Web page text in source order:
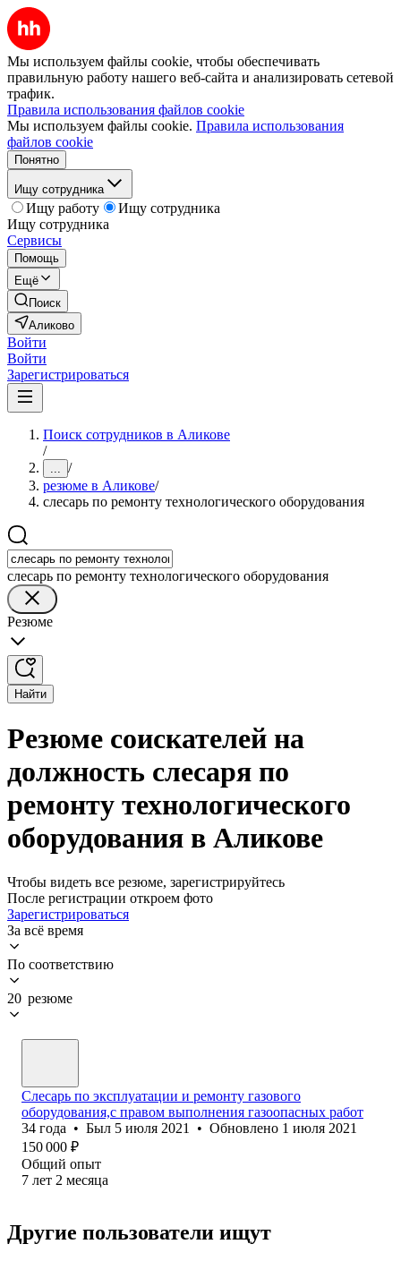
Мы используем файлы cookie, чтобы обеспечивать
правильную работу нашего веб-сайта и анализировать сетевой
трафик.
Правила использования файлов cookie
Мы используем файлы cookie. Правила использования
файлов cookie
Понятно
Ищу сотрудника
Ищу работу
Ищу сотрудника
Ищу сотрудника
Сервисы
Помощь
Ещё
Поиск
Аликово
Войти
Войти
Зарегистрироваться
Поиск сотрудников в Аликове
/
... /
резюме в Аликове/
слесарь по ремонту технологического оборудования
слесарь по ремонту технологического оборудования
Резюме
Найти
Резюме соискателей на
должность слесаря по
ремонту технологического
оборудования в Аликове
Чтобы видеть все резюме, зарегистрируйтесь
После регистрации откроем фото
Зарегистрироваться
За всё время
По соответствию
20 резюме
Слесарь по эксплуатации и ремонту газового
оборудования,с правом выполнения газоопасных работ
34 года • Был 5 июля 2021 • Обновлено 1 июля 2021
150 000 ₽
Общий опыт
7 лет 2 месяца
Другие пользователи ищут